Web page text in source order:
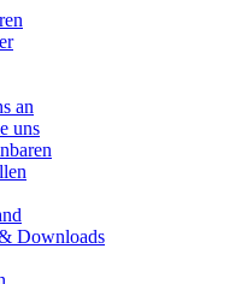
an
uns
Downloads